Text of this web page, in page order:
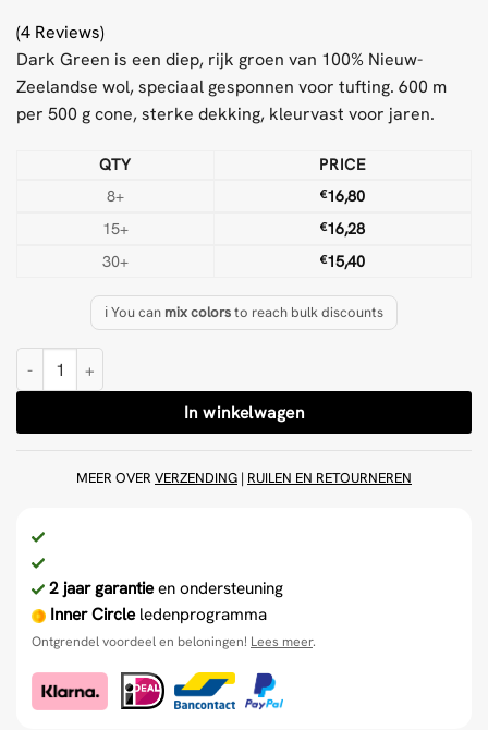
(4 Reviews)
Dark Green is een diep, rijk groen van 100% Nieuw-
Zeelandse wol, speciaal gesponnen voor tufting. 600 m
per 500 g cone, sterke dekking, kleurvast voor jaren.
QTY
PRICE
8+
€16,80
15+
€16,28
30+
€15,40
ℹ️ You can mix colorsto reach bulk discounts
Donkergroen 500 g wol Tufting Garen aantal
In winkelwagen
MEER OVER VERZENDING | RUILEN EN RETOURNEREN
2 jaar garantieen ondersteuning
Inner Circle ledenprogramma
Ontgrendel voordeel en beloningen! Lees meer.